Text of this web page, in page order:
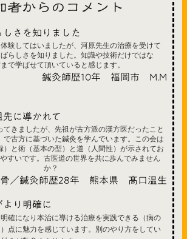
者からのコメント
さを知りました
験してはいましたが、河原先生の治療を受けて
らしさを知りました。知識や技術だけではな
で学ばせて頂いていると感じます。
鍼灸師歴10年 福岡市 M.M
に導かれて
てきましたが、先祖が古方派の漢方医だったこと
で古方に基づいた鍼灸を学んでいます。この会は
）と術（基本の型）と道（人間性）が示されてお
すいです。古医道の世界を共に歩んでみません
か？
／鍼灸師歴28年 熊本県 髙口温生
り明確に
確になり本治に導ける治療を実践できる（病の
点に魅力を感じています。別のやり方をしてい